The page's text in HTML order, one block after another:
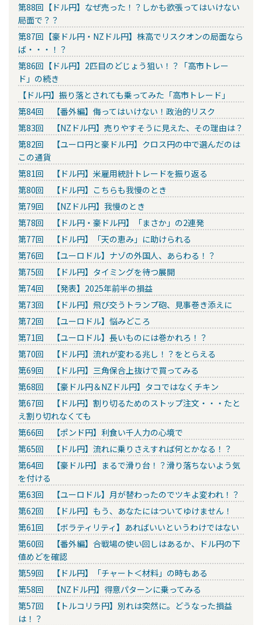
第88回【ドル円】なぜ売った！？しかも欲張ってはいけない
局面で？？
第87回【豪ドル円・NZドル円】株高でリスクオンの局面なら
ば・・・！？
第86回【ドル円】2匹目のどじょう狙い！？「高市トレー
ド」の続き
【ドル円】振り落とされても乗ってみた「高市トレード」
第84回 【番外編】侮ってはいけない！政治的リスク
第83回 【NZドル円】売りやすそうに見えた、その理由は？
第82回 【ユーロ円と豪ドル円】クロス円の中で選んだのは
この通貨
第81回 【ドル円】米雇用統計トレードを振り返る
第80回 【ドル円】こちらも我慢のとき
第79回 【NZドル円】我慢のとき
第78回 【ドル円・豪ドル円】「まさか」の2連発
第77回 【ドル円】「天の恵み」に助けられる
第76回 【ユーロドル】ナゾの外国人、あらわる！？
第75回 【ドル円】タイミングを待つ展開
第74回 【発表】2025年前半の損益
第73回 【ドル円】飛び交うトランプ砲、見事巻き添えに
第72回 【ユーロドル】悩みどころ
第71回 【ユーロドル】長いものには巻かれろ！？
第70回 【ドル円】流れが変わる兆し！？をとらえる
第69回 【ドル円】三角保合上抜けで買ってみる
第68回 【豪ドル円＆NZドル円】タコではなくチキン
第67回 【ドル円】割り切るためのストップ注文・・・たと
え割り切れなくても
第66回 【ポンド円】利食い千人力の心境で
第65回 【ドル円】流れに乗りさえすれば何とかなる！？
第64回 【豪ドル円】まるで滑り台！？滑り落ちないよう気
を付ける
第63回 【ユーロドル】月が替わったのでツキよ変われ！？
第62回 【ドル円】もう、あなたにはついてゆけません！
第61回 【ボラティリティ】あればいいというわけではない
第60回 【番外編】合戦場の使い回しはあるか、ドル円の下
値めどを確認
第59回 【ドル円】「チャート＜材料」の時もある
第58回 【NZドル円】得意パターンに乗ってみる
第57回 【トルコリラ円】別れは突然に。どうなった損益
は！？